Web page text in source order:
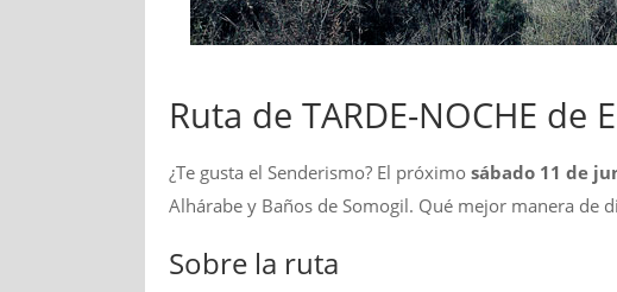
Ruta de TARDE-NOCHE
¿Te gusta el Senderismo? El próximo sábado 11 de
Alhárabe y Baños de Somogil. Qué mejor manera de
Sobre la ruta